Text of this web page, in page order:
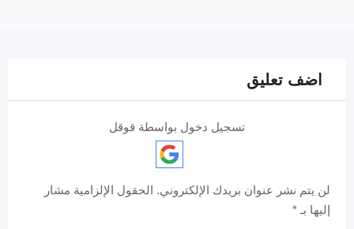
اضف تعليق
تسجيل دخول بواسطة قوقل
لن يتم نشر عنوان بريدك الإلكتروني. الحقول الإلزامية مشار
إليها بـ *